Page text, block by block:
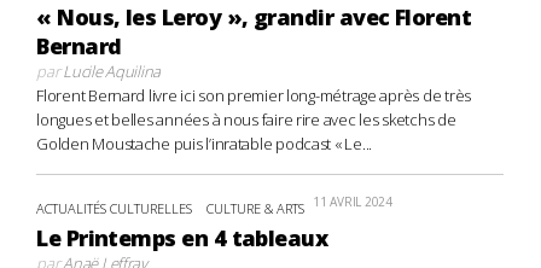
« Nous, les Leroy », grandir avec Florent
Bernard
parLucile Aquilina
Florent Bernard livre ici son premier long-métrage après de très
longues et belles années à nous faire rire avec les sketchs de
Golden Moustache puis l’inratable podcast « Le...
ACTUALITÉS CULTURELLES CULTURE & ARTS 11 AVRIL 2024
Le Printemps en 4 tableaux
parAnaë Leffray